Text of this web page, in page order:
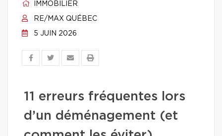
IMMOBILIER
RE/MAX QUÉBEC
5 JUIN 2026
11 erreurs fréquentes lors
d’un déménagement (et